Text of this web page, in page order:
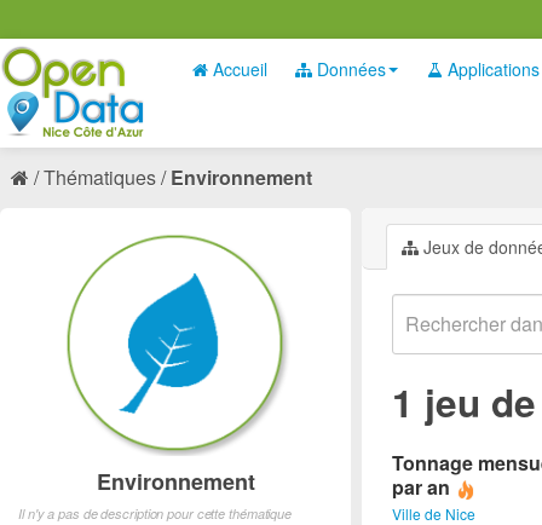
Accueil Données Applications
Thématiques Environnement
Jeux de
1 jeu
Tonnage
par an
Ville de Nice
Environnement
Il n'y a pas de description pour cette thématique